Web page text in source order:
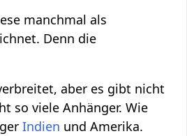
manchmal als
Denn die
aber es gibt nicht
so viele Anhänger. Wie
Indien und Amerika.